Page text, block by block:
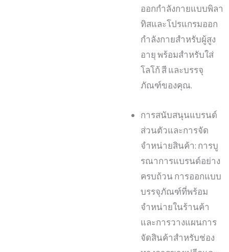
ออกกำลังกายแบบพิลา
ทิสและโปรแกรมออก
กำลังกายสำหรับผู้สูง
อายุ พร้อมสำหรับใส่
โลโก้ สี และบรรจุ
ภัณฑ์ของคุณ.
การสนับสนุนแบรนด์
ส่วนตัวและการจัด
จำหน่ายสินค้า: การบู
รณาการแบรนด์อย่าง
ครบถ้วน การออกแบบ
บรรจุภัณฑ์ที่พร้อม
จำหน่ายในร้านค้า
และการวางแผนการ
จัดสินค้าสำหรับช่อง